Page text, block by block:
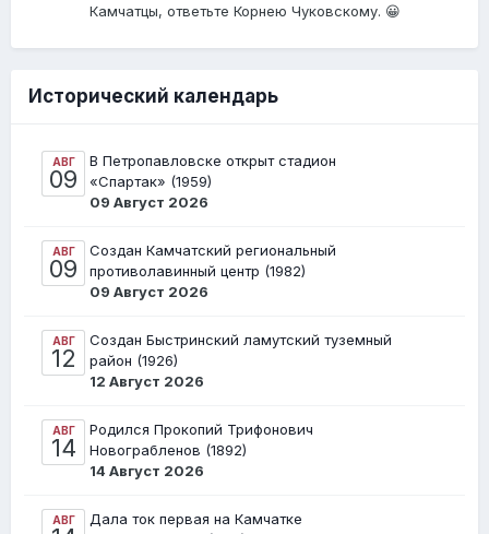
Камчатцы, ответьте Корнею Чуковскому. 😀
Исторический календарь
АВГ
09
В Петропавловске открыт стадион
«Спартак» (1959)
09 Август 2026
АВГ
09
Создан Камчатский региональный
противолавинный центр (1982)
09 Август 2026
АВГ
12
Создан Быстринский ламутский туземный
район (1926)
12 Август 2026
АВГ
14
Родился Прокопий Трифонович
Новограбленов (1892)
14 Август 2026
АВГ
Дала ток первая на Камчатке